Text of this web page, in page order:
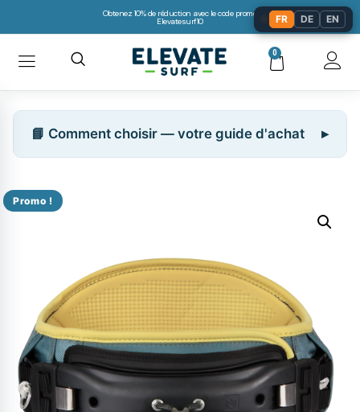
Obtenez 10% de réduction avec le code promo:
Elevatesurf10
0
📘 Comment choisir — votre guide d'achat
Promo !
FR DE EN